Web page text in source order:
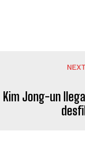
Kim Jong-un